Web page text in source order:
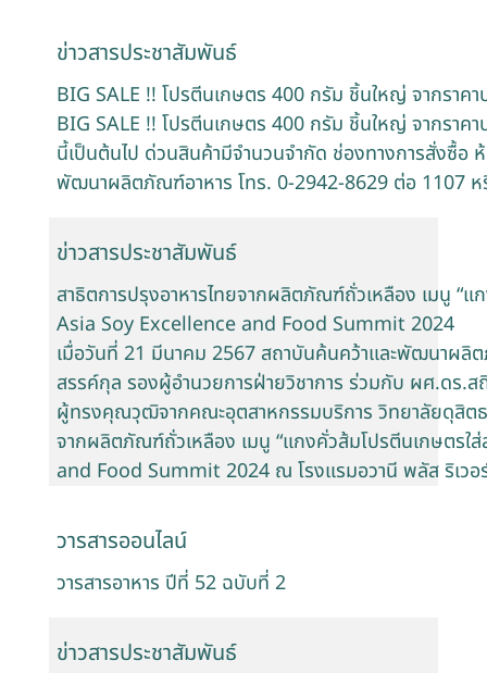
ข่าวสารประชาสัมพันธ์
BIG SALE !! โปรตีนเกษตร 400 กรัม ชิ้นใหญ่ จากราค
BIG SALE !! โปรตีนเกษตร 400 กรัม ชิ้นใหญ่ จากรา
นี้เป็นต้นไป ด่วนสินค้ามีจำนวนจำกัด ช่องทางการสั่งซื้
พัฒนาผลิตภัณฑ์อาหาร โทร. 0-2942-8629 ต่อ 1107 ห
ข่าวสารประชาสัมพันธ์
สาธิตการปรุงอาหารไทยจากผลิตภัณฑ์ถั่วเหลือง เมนู “แ
Asia Soy Excellence and Food Summit 2024
เมื่อวันที่ 21 มีนาคม 2567 สถาบันค้นคว้าและพัฒนาผลิ
สรรค์กุล รองผู้อำนวยการฝ่ายวิชาการ ร่วมกับ ผศ.ดร
ผู้ทรงคุณวุฒิจากคณะอุตสาหกรรมบริการ วิทยาลัยดุสิตธ
จากผลิตภัณฑ์ถั่วเหลือง เมนู “แกงคั่วส้มโปรตีนเกษตรใ
and Food Summit 2024 ณ โรงแรมอวานี พลัส ริเวอ
วารสารออนไลน์
วารสารอาหาร ปีที่ 52 ฉบับที่ 2
ข่าวสารประชาสัมพันธ์